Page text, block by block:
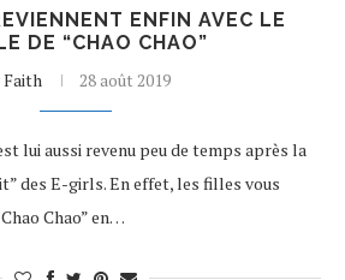
ENFIN AVEC LE
DE “CHAO CHAO”
Faith 28 août 2019
lui aussi revenu peu de temps après la
des E-girls. En effet, les filles vous
Chao” en…